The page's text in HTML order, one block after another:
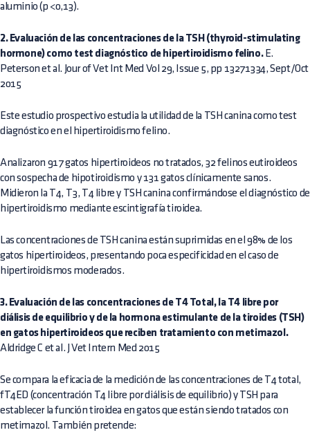
aluminio (p <0,13).
2. Evaluación de las concentraciones de la TSH (thyroid-stimulating
hormone) como test diagnóstico de hipertiroidismo felino.E.
Peterson et al. Jour of Vet Int Med Vol 29, Issue 5, pp 13271334, Sept/Oct
2015
Este estudio prospectivo estudia la utilidad de la TSH canina como test
diagnóstico en el hipertiroidismo felino.
Analizaron 917 gatos hipertiroideos no tratados, 32 felinos eutiroideos
con sospecha de hipotiroidismo y 131 gatos clínicamente sanos.
Midieron la T4, T3, T4 libre y TSH canina confirmándose el diagnóstico de
hipertiroidismo mediante escintigrafía tiroidea.
Las concentraciones de TSH canina están suprimidas en el 98% de los
gatos hipertiroideos, presentando poca especificidad en el caso de
hipertiroidismos moderados.
3. Evaluación de las concentraciones de T4 Total, la T4 libre por
diálisis de equilibrio y de la hormona estimulante de la tiroides (TSH)
en gatos hipertiroideos que reciben tratamiento con metimazol.
Aldridge C et al. J Vet Intern Med 2015
Se compara la eficacia de la medición de las concentraciones de T4 total,
fT4ED (concentración T4 libre por diálisis de equilibrio) y TSH para
establecer la función tiroidea en gatos que están siendo tratados con
metimazol. También pretende: